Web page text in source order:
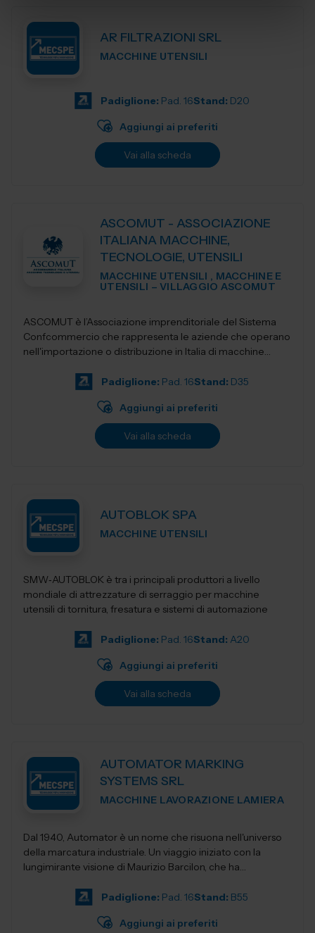
AR FILTRAZIONI SRL
MACCHINE UTENSILI
Padiglione: Pad. 16Stand: D20
Aggiungi ai preferiti
Vai alla scheda
ASCOMUT - ASSOCIAZIONE
ITALIANA MACCHINE,
TECNOLOGIE, UTENSILI
MACCHINE UTENSILI , MACCHINE E
UTENSILI – VILLAGGIO ASCOMUT
ASCOMUT è l’Associazione imprenditoriale del Sistema
Confcommercio che rappresenta le aziende che operano
nell'importazione o distribuzione in Italia di macchine
Padiglione: Pad. 16Stand: D35
Aggiungi ai preferiti
Vai alla scheda
AUTOBLOK SPA
MACCHINE UTENSILI
SMW‑AUTOBLOK è tra i principali produttori a livello
mondiale di attrezzature di serraggio per macchine
utensili di tornitura, fresatura e sistemi di automazione
Padiglione: Pad. 16Stand: A20
Aggiungi ai preferiti
Vai alla scheda
AUTOMATOR MARKING
SYSTEMS SRL
MACCHINE LAVORAZIONE LAMIERA
Dal 1940, Automator è un nome che risuona nell'universo
della marcatura industriale. Un viaggio iniziato con la
lungimirante visione di Maurizio Barcilon, che ha
Padiglione: Pad. 16Stand: B55
Aggiungi ai preferiti